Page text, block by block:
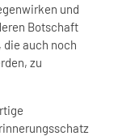
und
Botschaft
die auch noch
zu